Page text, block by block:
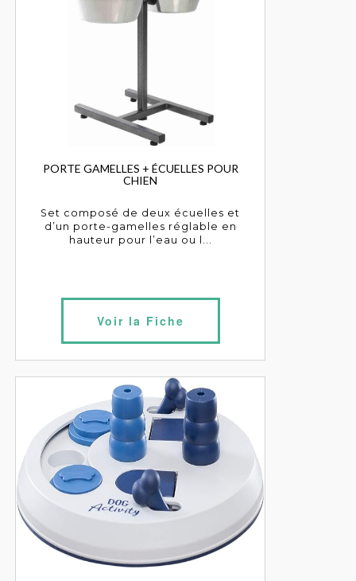
PORTE GAMELLES + ÉCUELLES POUR
CHIEN
Set composé de deux écuelles et
d’un porte-gamelles réglable en
hauteur pour l’eau ou l...
Voir la Fiche